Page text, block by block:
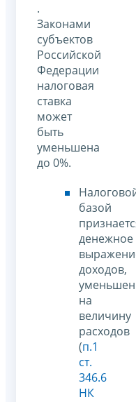
.
Законами
субъектов
Российской
Федерации
налоговая
ставка
может
быть
уменьшена
до 0%.
базой
денежное
доходов,
на
величину
расходов
(п.1
ст.
346.6
НК